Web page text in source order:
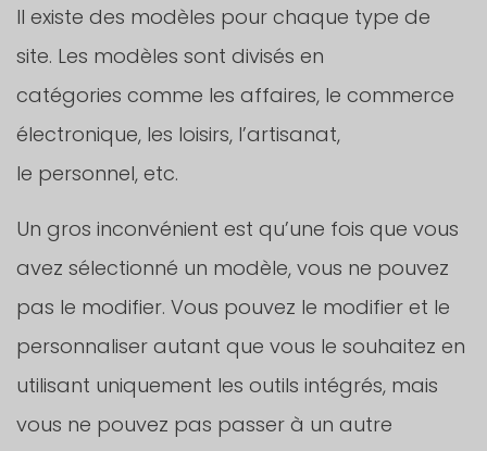
Il existe des modèles pour chaque type de
site. Les modèles sont divisés en
catégories comme les affaires, le commerce
électronique, les loisirs, l’artisanat,
le personnel, etc.
Un gros inconvénient est qu’une fois que vous
avez sélectionné un modèle, vous ne pouvez
pas le modifier. Vous pouvez le modifier et le
personnaliser autant que vous le souhaitez en
utilisant uniquement les outils intégrés, mais
vous ne pouvez pas passer à un autre